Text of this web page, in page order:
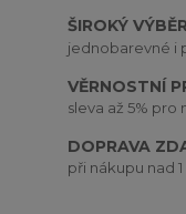
ŠIROKÝ VÝBĚR
jednobarevné i
VĚRNOSTNÍ
sleva až 5% pro
DOPRAVA
při nákupu nad